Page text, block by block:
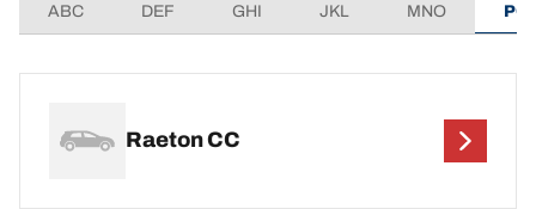
ABC DEF GHI JKL MNO
Raeton CC